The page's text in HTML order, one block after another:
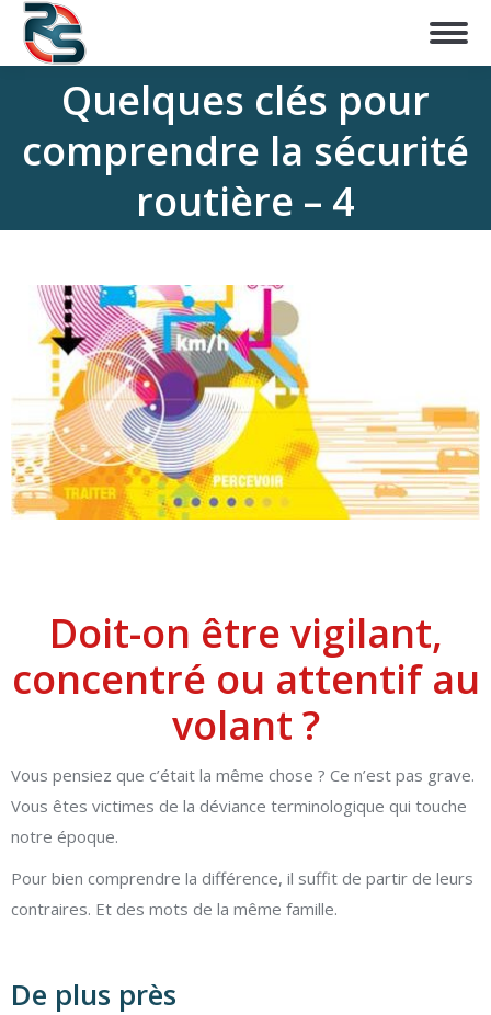
Quelques clés pour
comprendre la sécurité
routière – 4
Doit-on être vigilant,
concentré ou attentif au
volant ?
Vous pensiez que c’était la même chose ? Ce n’est pas grave.
Vous êtes victimes de la déviance terminologique qui touche
notre époque.
Pour bien comprendre la différence, il suffit de partir de leurs
contraires. Et des mots de la même famille.
De plus près